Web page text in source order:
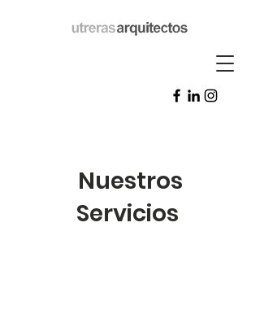
Nuestros
Servicios